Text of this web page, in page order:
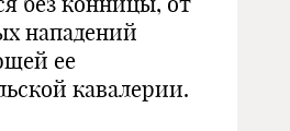
нападений
ее
кавалерии.